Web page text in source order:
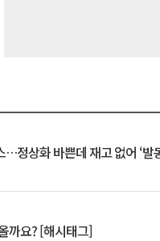
…정상화 바쁜데 재고 없어 ‘발
까요? [해시태그]